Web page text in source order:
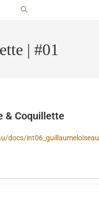
| #01
& Coquillette
docs/int06_guillaumeloiseau